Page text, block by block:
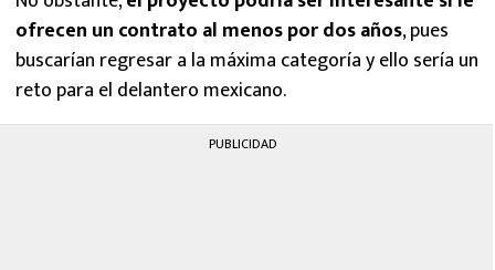
ofrecen un contrato al menos por dos años, pues
buscarían regresar a la máxima categoría y ello sería un
reto para el delantero mexicano.
PUBLICIDAD